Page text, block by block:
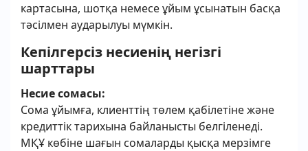
картасына, шотқа немесе ұйым ұсынатын басқа
тәсілмен аударылуы мүмкін.
Кепілгерсіз несиенің негізгі
шарттары
Несие сомасы:
Сома ұйымға, клиенттің төлем қабілетіне және
кредиттік тарихына байланысты белгіленеді.
МҚҰ көбіне шағын сомаларды қысқа мерзімге